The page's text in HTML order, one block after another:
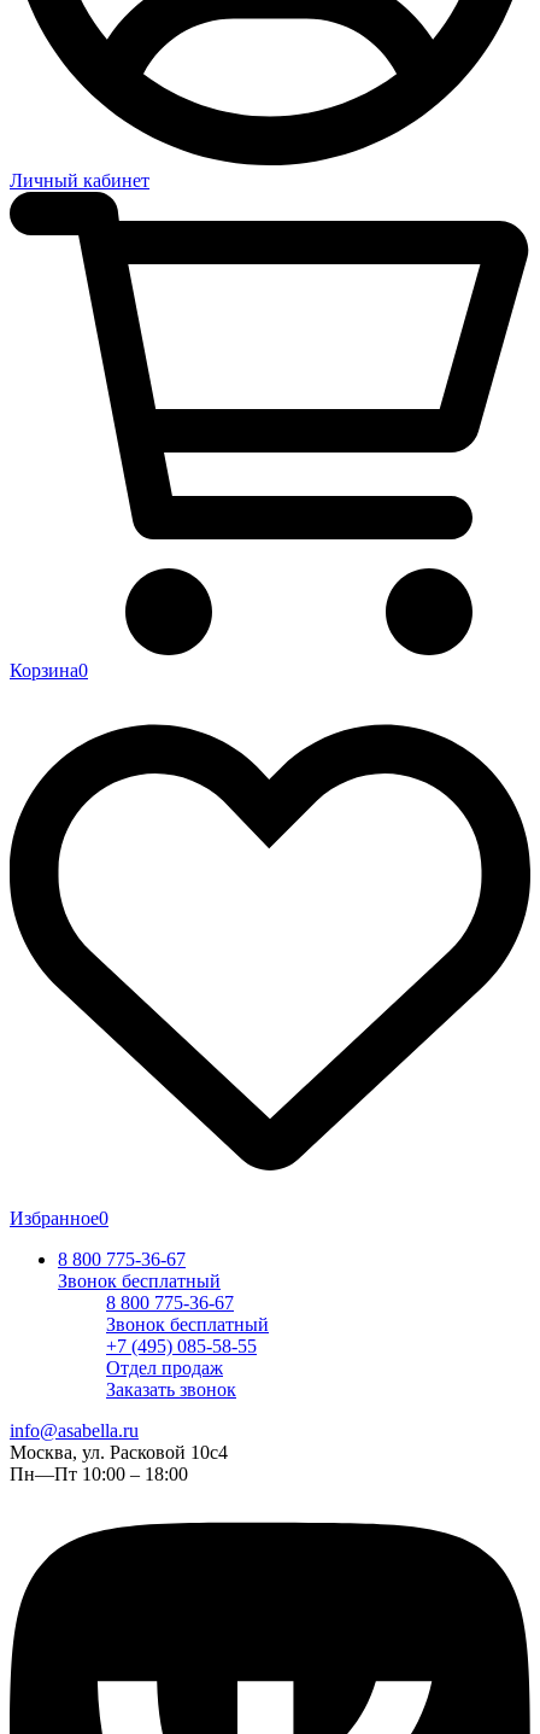
Личный кабинет
Корзина0
Избранное0
8 800 775-36-67
Звонок бесплатный
8 800 775-36-67
Звонок бесплатный
+7 (495) 085-58-55
Отдел продаж
Заказать звонок
info@asabella.ru
Москва, ул. Расковой 10с4
Пн—Пт 10:00 – 18:00